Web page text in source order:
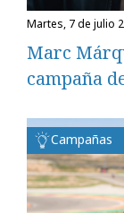
martes, 7 de julio
Marc
campaña
Campañas